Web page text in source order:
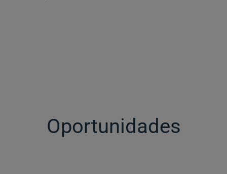
Oportunidades